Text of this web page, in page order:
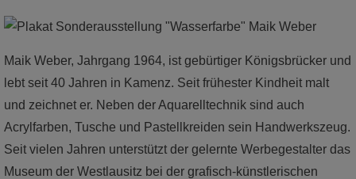
Maik Weber, Jahrgang 1964, ist gebürtiger Königsbrücker und
lebt seit 40 Jahren in Kamenz. Seit frühester Kindheit malt
und zeichnet er. Neben der Aquarelltechnik sind auch
Acrylfarben, Tusche und Pastellkreiden sein Handwerkszeug.
Seit vielen Jahren unterstützt der gelernte Werbegestalter das
Museum der Westlausitz bei der grafisch-künstlerischen